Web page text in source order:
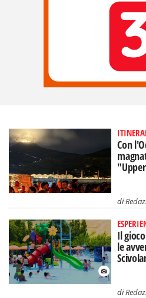
Con
di
Il
le
di